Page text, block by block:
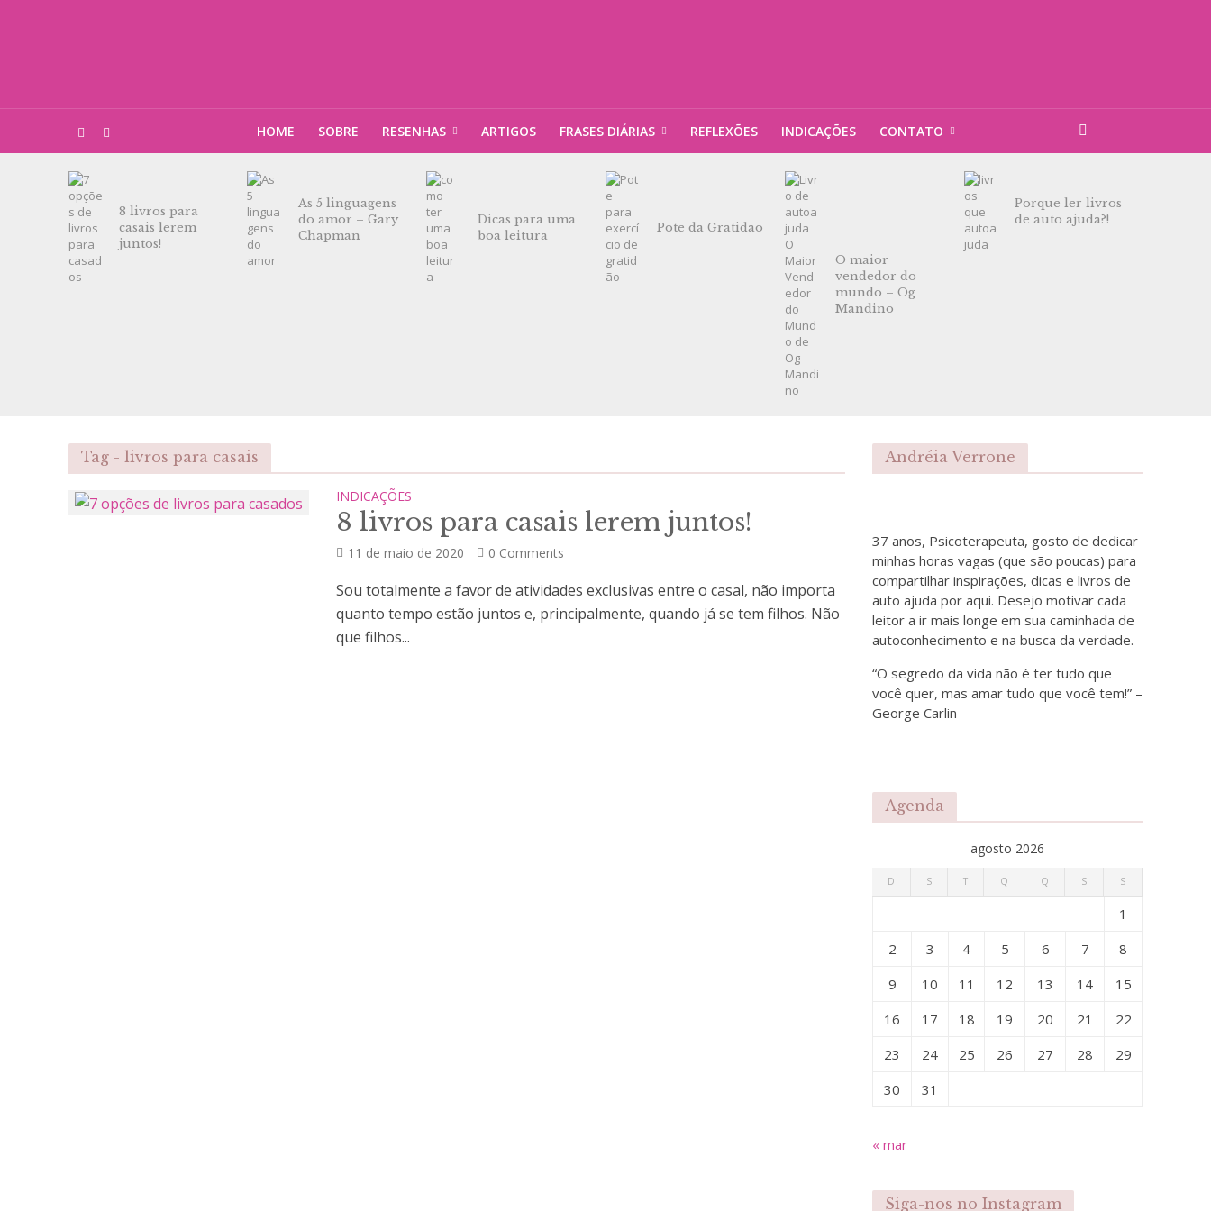
HOME SOBRE RESENHAS ARTIGOS FRASES DIÁRIAS REFLEXÕES INDICAÇÕES CONTATO
8 livros para
casais lerem
juntos!
As 5 linguagens
do amor – Gary
Chapman
Dicas para uma
boa leitura
Pote da Gratidão
O maior
vendedor do
mundo – Og
Mandino
Porque ler livros
de auto ajuda?!
Tag - livros para casais
INDICAÇÕES
8 livros para casais lerem juntos!
11 de maio de 2020 0 Comments
Sou totalmente a favor de atividades exclusivas entre o casal, não importa
quanto tempo estão juntos e, principalmente, quando já se tem filhos. Não
que filhos...
Andréia Verrone
37 anos, Psicoterapeuta, gosto de dedicar
minhas horas vagas (que são poucas) para
compartilhar inspirações, dicas e livros de
auto ajuda por aqui. Desejo motivar cada
leitor a ir mais longe em sua caminhada de
autoconhecimento e na busca da verdade.
“O segredo da vida não é ter tudo que
você quer, mas amar tudo que você tem!” –
George Carlin
Agenda
agosto 2026
D S T Q Q S S
1
2
3 4 5 6 7
8
9
10 11 12 13 14
15
16
17 18 19 20 21
22
23
24 25 26 27 28
29
30
31
« mar
Siga-nos no Instagram